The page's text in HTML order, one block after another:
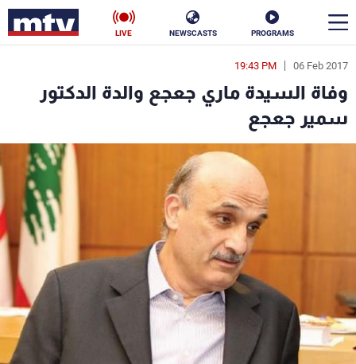
PROGRAMS
NEWSCASTS
LIVE
06 Feb 2017
19:43 PM
وفاة السيدة ماري جعجع والدة الدكتور
سمير جعجع
en
الأخبار
سياسة ناس
فن
رياضة
كأس العالم
البرامج
جدول البرامج